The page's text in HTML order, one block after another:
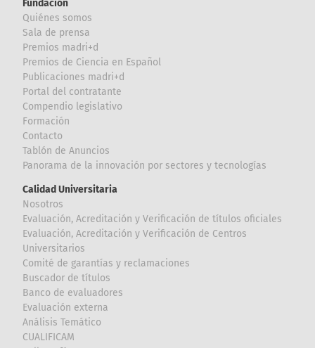
Fundación
Quiénes somos
Sala de prensa
Premios madri+d
Premios de Ciencia en Español
Publicaciones madri+d
Portal del contratante
Compendio legislativo
Formación
Contacto
Tablón de Anuncios
Panorama de la innovación por sectores y tecnologías
Calidad Universitaria
Nosotros
Evaluación, Acreditación y Verificación de títulos oficiales
Evaluación, Acreditación y Verificación de Centros
Universitarios
Comité de garantías y reclamaciones
Buscador de títulos
Banco de evaluadores
Evaluación externa
Análisis Temático
CUALIFICAM